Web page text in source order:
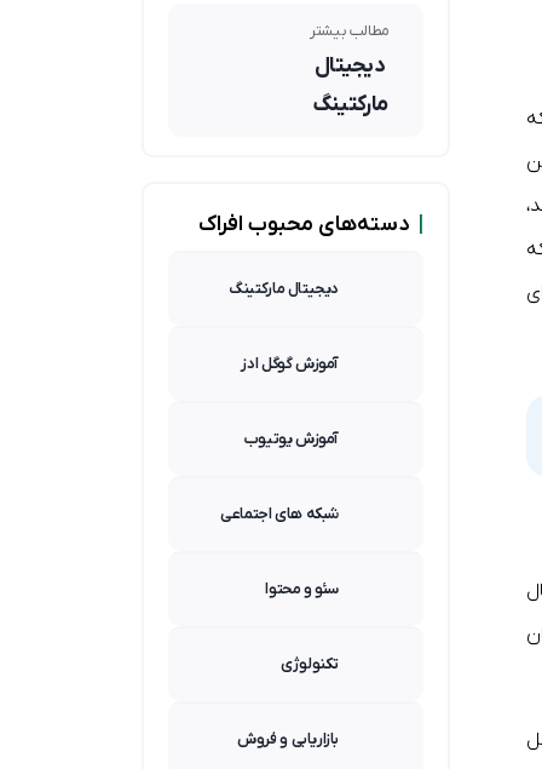
مطالب بیشتر
دیجیتال
مارکتینگ
دسته‌های محبوب افراک
دیجیتال مارکتینگ
آموزش گوگل ادز
آموزش یوتیوب
شبکه های اجتماعی
سئو و محتوا
تکنولوژی
بازاریابی و فروش